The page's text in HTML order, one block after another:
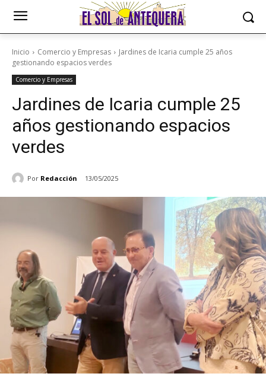
Inicio Comercio y Empresas
Jardines de Icaria cumple 25 años
gestionando espacios verdes
Comercio y Empresas
Jardines de Icaria cumple 25
años gestionando espacios
verdes
Por Redacción 13/05/2025